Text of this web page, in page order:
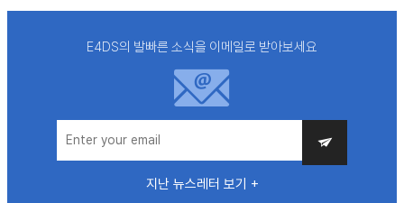
E4DS의 발빠른 소식을 이메일로 받아보세요
지난 뉴스레터 보기 +